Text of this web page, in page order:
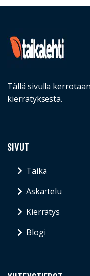
Tällä sivulla
kierrätyksestä.
SIVUT
Taika
Askartelu
Kierrätys
Blogi